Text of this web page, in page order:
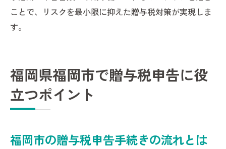
ことで、リスクを最小限に抑えた贈与税対策が実現しま
す。
福岡県福岡市で贈与税申告に役
立つポイント
福岡市の贈与税申告手続きの流れとは